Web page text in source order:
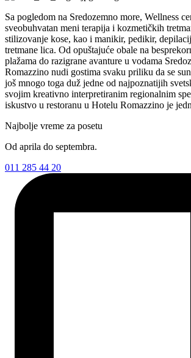
Sa pogledom na Sredozemno more, Wellness
sveobuhvatan meni terapija i kozmetičkih
stilizovanje kose, kao i manikir, pedikir,
tretmane lica. Od opuštajuće obale na
plažama do razigrane avanture u vodama
Romazzino nudi gostima svaku priliku da se
još mnogo toga duž jedne od najpoznatijih
svojim kreativno interpretiranim regionalnim
iskustvo u restoranu u Hotelu Romazzino je
Najbolje vreme za posetu
Od aprila do septembra.
011 285 44 20